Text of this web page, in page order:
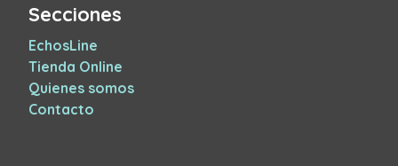
Secciones
EchosLine
Tienda Online
Quienes somos
Contacto